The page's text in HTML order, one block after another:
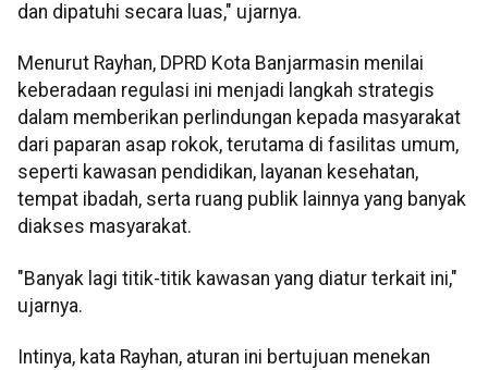
dan dipatuhi secara luas," ujarnya.
Menurut Rayhan, DPRD Kota Banjarmasin menilai
keberadaan regulasi ini menjadi langkah strategis
dalam memberikan perlindungan kepada masyarakat
dari paparan asap rokok, terutama di fasilitas umum,
seperti kawasan pendidikan, layanan kesehatan,
tempat ibadah, serta ruang publik lainnya yang banyak
diakses masyarakat.
"Banyak lagi titik-titik kawasan yang diatur terkait ini,"
ujarnya.
Intinya, kata Rayhan, aturan ini bertujuan menekan